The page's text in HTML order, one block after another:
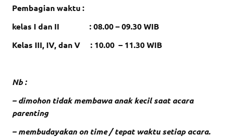
Pembagian waktu :
kelas I dan II : 08.00 – 09.30 WIB
Kelas III, IV, dan V : 10.00 – 11.30 WIB
Nb :
– dimohon tidak membawa anak kecil saat acara
parenting
– membudayakan on time / tepat waktu setiap acara.